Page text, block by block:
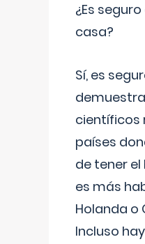
¿Es
casa?
Sí, es
científicos
países
de tener
es más
Holanda o
Incluso